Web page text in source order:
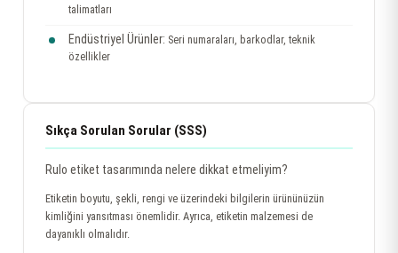
talimatları
Endüstriyel Ürünler: Seri numaraları, barkodlar, teknik
özellikler
Sıkça Sorulan Sorular (SSS)
Rulo etiket tasarımında nelere dikkat etmeliyim?
Etiketin boyutu, şekli, rengi ve üzerindeki bilgilerin ürününüzün
kimliğini yansıtması önemlidir. Ayrıca, etiketin malzemesi de
dayanıklı olmalıdır.